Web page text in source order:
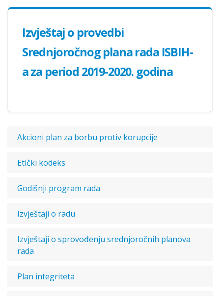
Izvještaj o provedbi
Srednjoročnog plana rada ISBIH-
a za period 2019-2020. godina
Akcioni plan za borbu protiv korupcije
Etički kodeks
Godišnji program rada
Izvještaji o radu
Izvještaji o sprovođenju srednjoročnih planova
rada
Plan integriteta